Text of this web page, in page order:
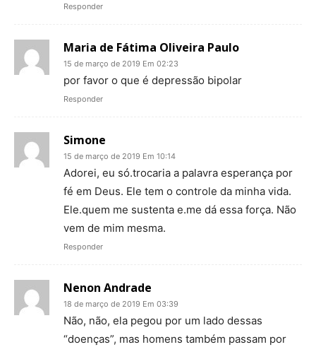
Responder
Maria de Fátima Oliveira Paulo
15 de março de 2019 Em 02:23
por favor o que é depressão bipolar
Responder
Simone
15 de março de 2019 Em 10:14
Adorei, eu só.trocaria a palavra esperança por
fé em Deus. Ele tem o controle da minha vida.
Ele.quem me sustenta e.me dá essa força. Não
vem de mim mesma.
Responder
Nenon Andrade
18 de março de 2019 Em 03:39
Não, não, ela pegou por um lado dessas
“doenças”, mas homens também passam por